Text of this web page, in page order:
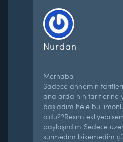
Nurdan
Merhaba
Sadece annemın
ana arda nın tarıflerıne
başladım hele bu
oldu??Resım
paylaşırdım.Sedece
surmedım bikemedim